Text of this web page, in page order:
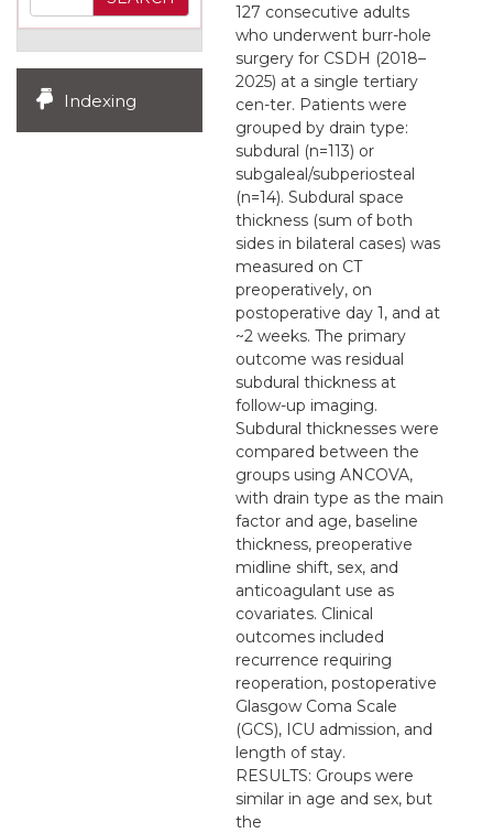
Indexing
127 consecutive adults
who underwent burr-hole
surgery for CSDH (2018–
2025) at a single tertiary
cen-ter. Patients were
grouped by drain type:
subdural (n=113) or
subgaleal/subperiosteal
(n=14). Subdural space
thickness (sum of both
sides in bilateral cases) was
measured on CT
preoperatively, on
postoperative day 1, and at
~2 weeks. The primary
outcome was residual
subdural thickness at
follow-up imaging.
Subdural thicknesses were
compared between the
groups using ANCOVA,
with drain type as the main
factor and age, baseline
thickness, preoperative
midline shift, sex, and
anticoagulant use as
covariates. Clinical
outcomes included
recurrence requiring
reoperation, postoperative
Glasgow Coma Scale
(GCS), ICU admission, and
length of stay.
RESULTS: Groups were
similar in age and sex, but
the